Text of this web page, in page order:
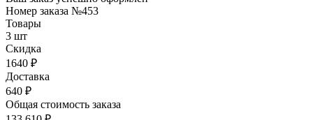
Номер заказа №453
Товары
3 шт
Скидка
1640 ₽
Доставка
640 ₽
Общая стоимость заказа